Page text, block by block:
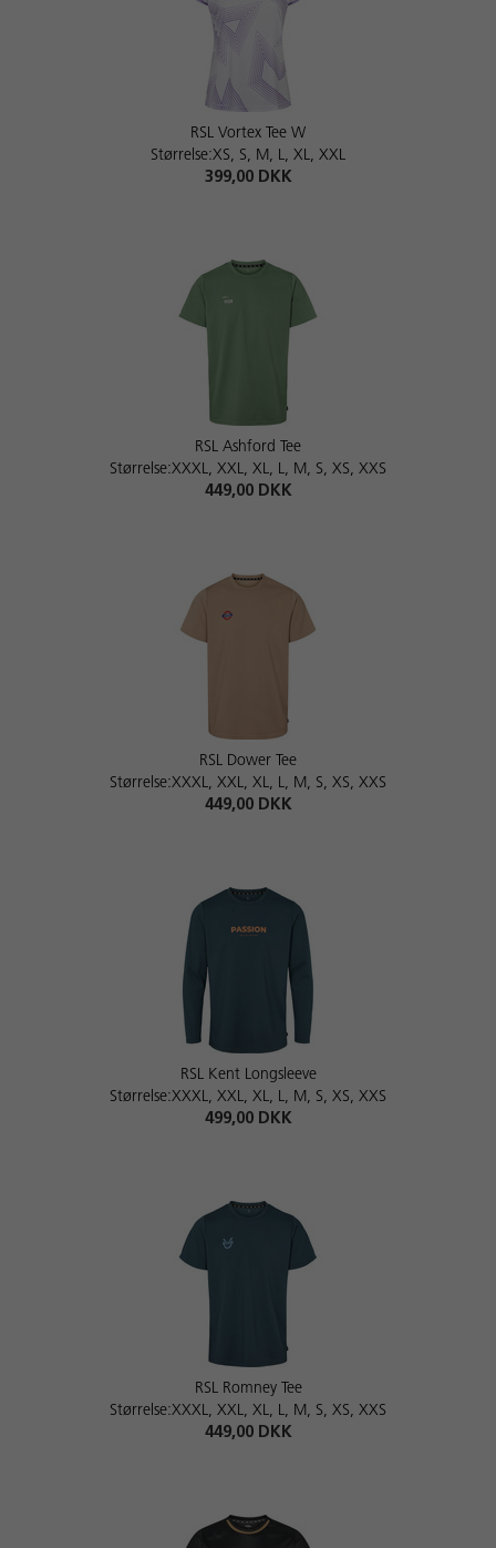
RSL Vortex Tee W
Størrelse:XS, S, M, L, XL, XXL
399,00 DKK
RSL Ashford Tee
Størrelse:XXXL, XXL, XL, L, M, S, XS, XXS
449,00 DKK
RSL Dower Tee
Størrelse:XXXL, XXL, XL, L, M, S, XS, XXS
449,00 DKK
RSL Kent Longsleeve
Størrelse:XXXL, XXL, XL, L, M, S, XS, XXS
499,00 DKK
RSL Romney Tee
Størrelse:XXXL, XXL, XL, L, M, S, XS, XXS
449,00 DKK